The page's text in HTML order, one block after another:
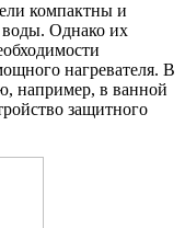
компактны и
воды. Однако их
нагревателя. В
например, в ванной
защитного